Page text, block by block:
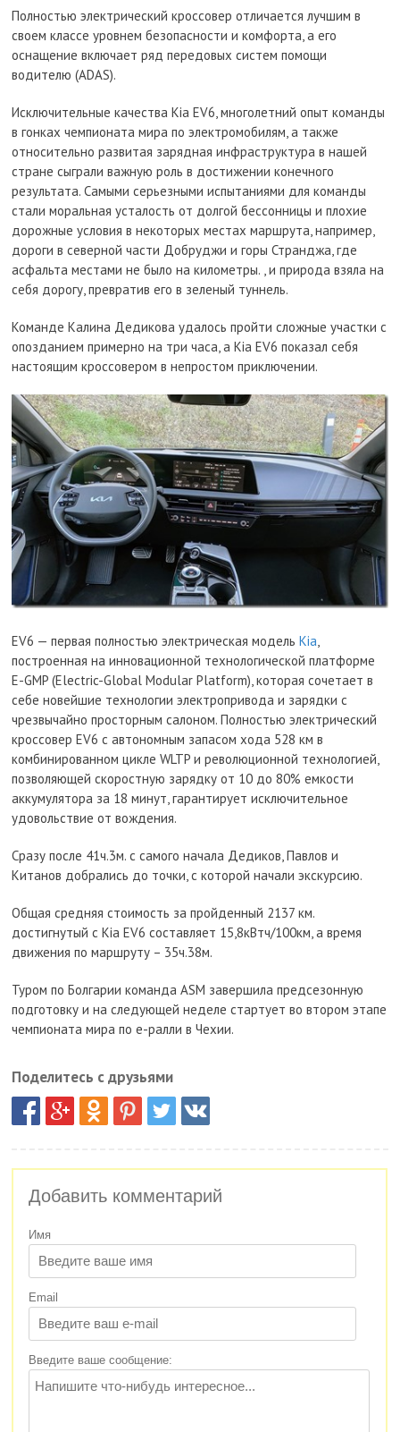
Полностью электрический кроссовер отличается лучшим в
своем классе уровнем безопасности и комфорта, а его
оснащение включает ряд передовых систем помощи
водителю (ADAS).
Исключительные качества Kia EV6, многолетний опыт команды
в гонках чемпионата мира по электромобилям, а также
относительно развитая зарядная инфраструктура в нашей
стране сыграли важную роль в достижении конечного
результата. Самыми серьезными испытаниями для команды
стали моральная усталость от долгой бессонницы и плохие
дорожные условия в некоторых местах маршрута, например,
дороги в северной части Добруджи и горы Странджа, где
асфальта местами не было на километры. , и природа взяла на
себя дорогу, превратив его в зеленый туннель.
Команде Калина Дедикова удалось пройти сложные участки с
опозданием примерно на три часа, а Kia EV6 показал себя
настоящим кроссовером в непростом приключении.
EV6 — первая полностью электрическая модельKia
построенная на инновационной технологической платформе
E-GMP (Electric-Global Modular Platform), которая сочетает в
себе новейшие технологии электропривода и зарядки с
чрезвычайно просторным салоном. Полностью электрический
кроссовер EV6 с автономным запасом хода 528 км в
комбинированном цикле WLTP и революционной технологией,
позволяющей скоростную зарядку от 10 до 80% емкости
аккумулятора за 18 минут, гарантирует исключительное
удовольствие от вождения.
Сразу после 41ч.3м. с самого начала Дедиков, Павлов и
Китанов добрались до точки, с которой начали экскурсию.
Общая средняя стоимость за пройденный 2137 км.
достигнутый с Kia EV6 составляет 15,8кВтч/100км, а время
движения по маршруту – 35ч.38м.
Туром по Болгарии команда ASM завершила предсезонную
подготовку и на следующей неделе стартует во втором этапе
чемпионата мира по е-ралли в Чехии.
Поделитесь с друзьями
Добавить комментарий
Имя
Email
Введите ваше сообщение: